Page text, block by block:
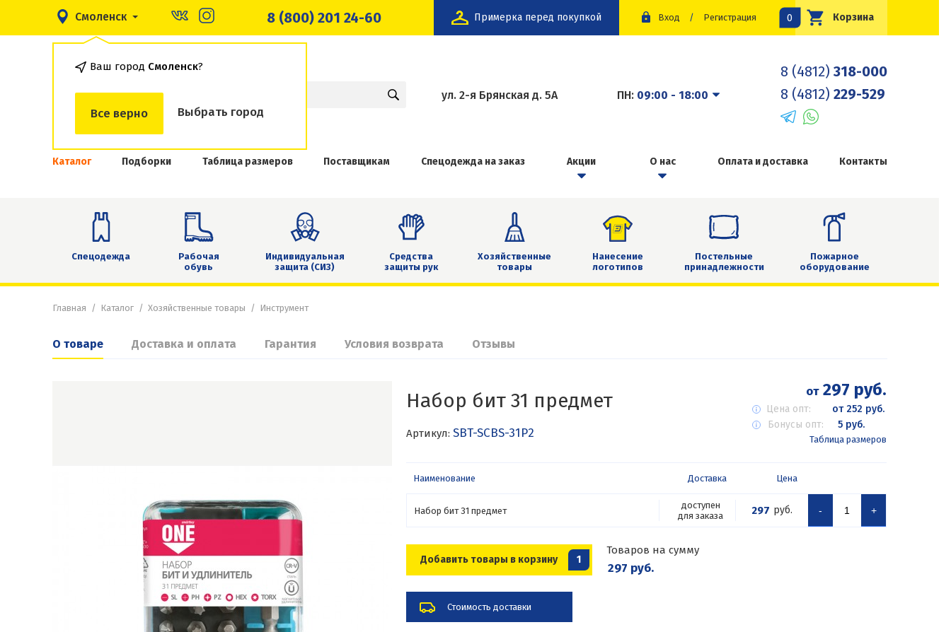
Смоленск
Ваш город Смоленск?
Все верно Выбрать город
8 (800) 201 24-60 Примерка перед покупкой Вход / Регистрация Корзина
0
ул. 2-я Брянская д. 5А ПН: 09:00 - 18:00
8 (4812) 318-000
8 (4812) 229-529
Каталог Подборки Таблица размеров Поставщикам Спецодежда на заказ Акции О нас Оплата и доставка Контакты
Спецодежда
Рабочая
обувь
Индивидуальная
защита (СИЗ)
Средства
защиты рук
Хозяйственные
товары
Нанесение
логотипов
Постельные
принадлежности
Пожарное
оборудование
Главная Каталог Хозяйственные товары Инструмент
О товаре Доставка и оплата Гарантия Условия возврата Отзывы
Набор бит 31 предмет
Артикул: SBT-SCBS-31P2
от297 руб.
Цена опт:
от 252 руб.
Бонусы опт:
5 руб.
Таблица размеров
Наименование Доставка Цена
Набор бит 31 предмет
доступен
для заказа
297 руб. - +
Добавить товары в корзину 1
Товаров на сумму
297 руб.
Стоимость доставки